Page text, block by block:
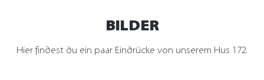
BILDER
Hier findest du ein paar Eindrücke von unserem Hus 172.